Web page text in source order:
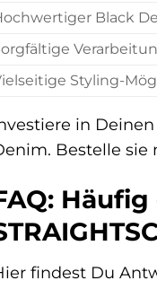
Black
Styling-
in
Bestelle sie
findest Du